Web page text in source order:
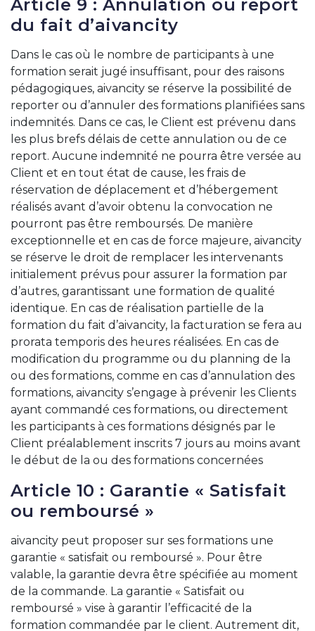
Article 9 : Annulation ou report
du fait d’aivancity
Dans le cas où le nombre de participants à une
formation serait jugé insuffisant, pour des raisons
pédagogiques, aivancity se réserve la possibilité de
reporter ou d’annuler des formations planifiées sans
indemnités. Dans ce cas, le Client est prévenu dans
les plus brefs délais de cette annulation ou de ce
report. Aucune indemnité ne pourra être versée au
Client et en tout état de cause, les frais de
réservation de déplacement et d’hébergement
réalisés avant d’avoir obtenu la convocation ne
pourront pas être remboursés. De manière
exceptionnelle et en cas de force majeure, aivancity
se réserve le droit de remplacer les intervenants
initialement prévus pour assurer la formation par
d’autres, garantissant une formation de qualité
identique. En cas de réalisation partielle de la
formation du fait d’aivancity, la facturation se fera au
prorata temporis des heures réalisées. En cas de
modification du programme ou du planning de la
ou des formations, comme en cas d’annulation des
formations, aivancity s’engage à prévenir les Clients
ayant commandé ces formations, ou directement
les participants à ces formations désignés par le
Client préalablement inscrits 7 jours au moins avant
le début de la ou des formations concernées
Article 10 : Garantie « Satisfait
ou remboursé »
aivancity peut proposer sur ses formations une
garantie « satisfait ou remboursé ». Pour être
valable, la garantie devra être spécifiée au moment
de la commande. La garantie « Satisfait ou
remboursé » vise à garantir l’efficacité de la
formation commandée par le client. Autrement dit,